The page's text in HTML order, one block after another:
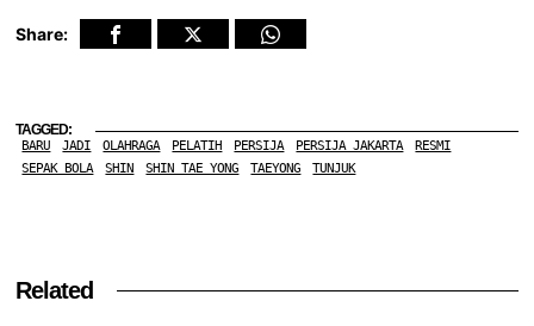
Share:
TAGGED:
BARU JADI OLAHRAGA PELATIH PERSIJA PERSIJA JAKARTA
RESMI
SEPAK BOLA
SHIN SHIN TAE YONG TAEYONG TUNJUK
Related